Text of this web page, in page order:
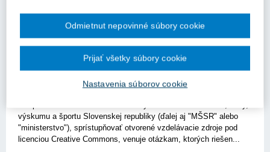
Verejné obstarávanie - právo a prax (1)
Licencie Creative Commons a ich aplikácia
výskumu a športu Slovenskej republiky (ďalej aj "MŠSR" alebo
"ministerstvo"), sprístupňovať otvorené vzdelávacie zdroje pod
licenciou Creative Commons, venuje otázkam, ktorých riešen...
Nastavenia súborov cookie
Odmietnut nepovinné súbory cookie
Prijať všetky súbory cookie